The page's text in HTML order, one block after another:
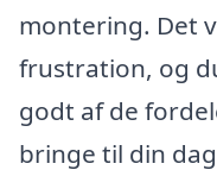
montering. Det
frustration, og
godt af de
bringe til din